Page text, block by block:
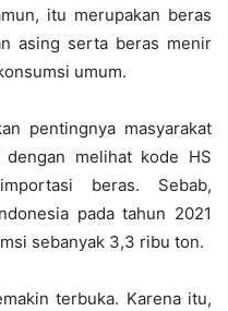
itu merupakan beras
asing serta beras menir
umum.
pentingnya masyarakat
melihat kode HS
beras. Sebab,
pada tahun 2021
sebanyak 3,3 ribu ton.
terbuka. Karena itu,